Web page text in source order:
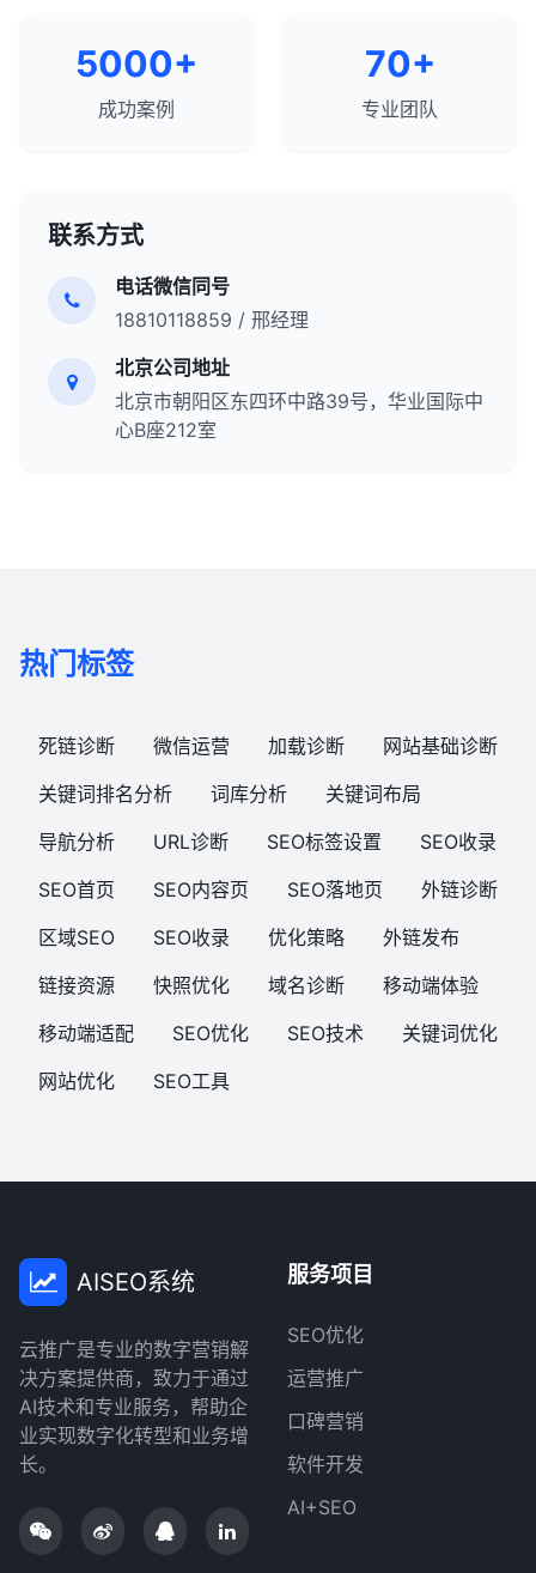
5000+
成功案例
70+
专业团队
联系方式
电话微信同号
18810118859 / 邢经理
北京公司地址
北京市朝阳区东四环中路39号，华业国际中
心B座212室
热门标签
死链诊断 微信运营 加载诊断
网站基础诊断
关键词排名分析
词库分析
关键词布局
导航分析
URL诊断 SEO标签设置
SEO收录
SEO首页
SEO内容页 SEO落地页
外链诊断
区域SEO
SEO收录 优化策略
外链发布
链接资源
快照优化 域名诊断
移动端体验
移动端适配
SEO优化 SEO技术
关键词优化
网站优化
SEO工具
AISEO系统
云推广是专业的数字营销解
决方案提供商，致力于通过
AI技术和专业服务，帮助企
业实现数字化转型和业务增
长。
服务项目
SEO优化
运营推广
口碑营销
软件开发
AI+SEO